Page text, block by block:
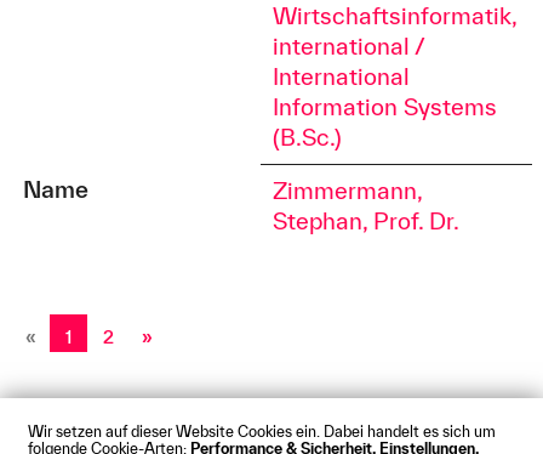
Wir setzen auf dieser Website Cookies ein. Dabei handelt es sich um
folgende Cookie-Arten: Performance & Sicherheit, Einstellungen,
Wirtschaftsinformatik,
international /
International
Information Systems
(B.Sc.)
Name
Zimmermann,
Stephan, Prof. Dr.
« 1 2 »